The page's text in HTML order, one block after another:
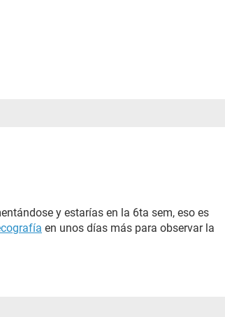
y estarías en la 6ta sem, eso es
en unos días más para observar la